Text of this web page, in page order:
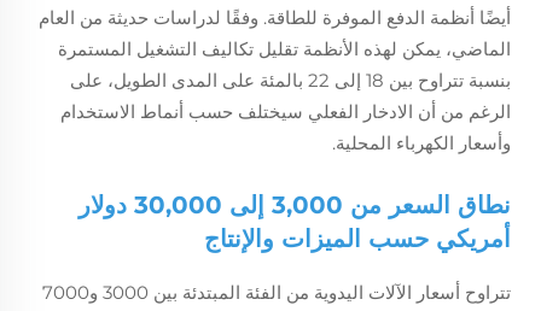
أيضًا أنظمة الدفع الموفرة للطاقة. وفقًا لدراسات حديثة من العام
الماضي، يمكن لهذه الأنظمة تقليل تكاليف التشغيل المستمرة
بنسبة تتراوح بين 18 إلى 22 بالمئة على المدى الطويل، على
الرغم من أن الادخار الفعلي سيختلف حسب أنماط الاستخدام
وأسعار الكهرباء المحلية.
نطاق السعر من 3,000 إلى 30,000 دولار
أمريكي حسب الميزات والإنتاج
تتراوح أسعار الآلات اليدوية من الفئة المبتدئة بين 3000 و7000